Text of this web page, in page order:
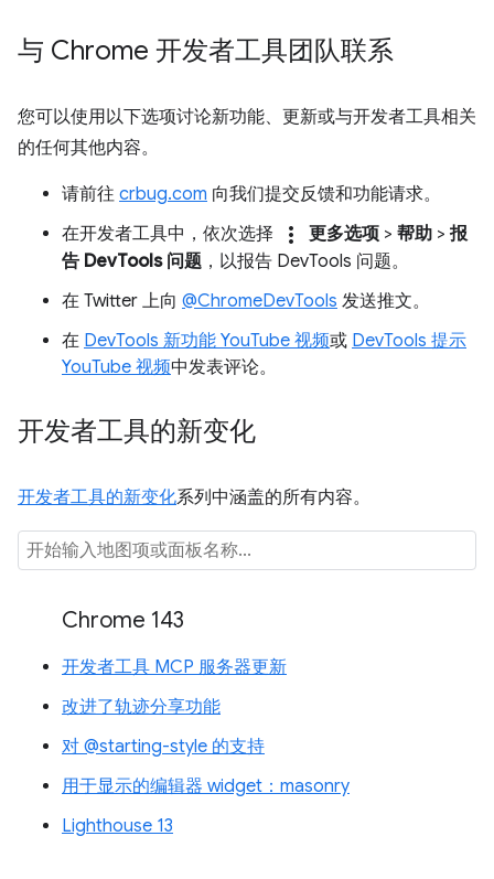
与 Chrome 开发者工具团队联系
您可以使用以下选项讨论新功能、更新或与开发者工具相关
的任何其他内容。
请前往 crbug.com 向我们提交反馈和功能请求。
在开发者工具中，依次选择
more_vert 更多选项 > 帮助 > 报
告 DevTools 问题 ，以报告 DevTools 问题。
在 Twitter 上向 @ChromeDevTools 发送推文。
在 DevTools 新功能 YouTube 视频或 DevTools 提示
YouTube 视频中发表评论。
开发者工具的新变化
开发者工具的新变化系列中涵盖的所有内容。
Chrome 143
开发者工具 MCP 服务器更新
改进了轨迹分享功能
对 @starting-style 的支持
用于显示的编辑器 widget：masonry
Lighthouse 13